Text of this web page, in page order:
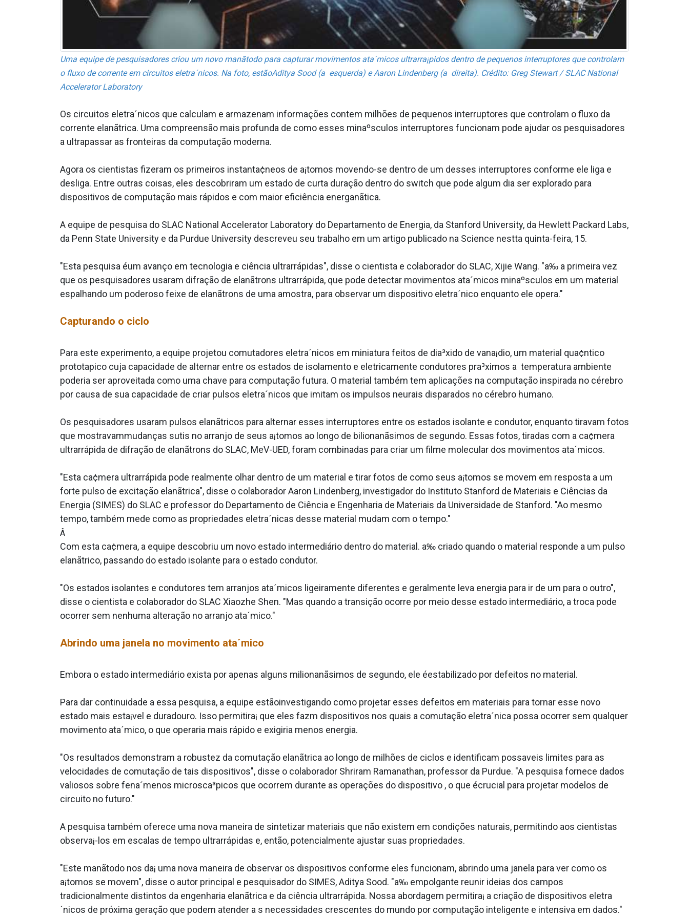
Uma equipe de pesquisadores criou um novo manãtodo para capturar movimentos ata´micos ultrarra¡pidos dentro de pequenos interruptores que controlam
o fluxo de corrente em circuitos eletra´nicos. Na foto, estãoAditya Sood (a esquerda) e Aaron Lindenberg (a direita). Crédito: Greg Stewart / SLAC National
Accelerator Laboratory
Os circuitos eletra´nicos que calculam e armazenam informações contem milhões de pequenos interruptores que controlam o fluxo da
corrente elanãtrica. Uma compreensão mais profunda de como esses minaºsculos interruptores funcionam pode ajudar os pesquisadores
a ultrapassar as fronteiras da computação moderna.
Agora os cientistas fizeram os primeiros instanta¢neos de a¡tomos movendo-se dentro de um desses interruptores conforme ele liga e
desliga. Entre outras coisas, eles descobriram um estado de curta duração dentro do switch que pode algum dia ser explorado para
dispositivos de computação mais rápidos e com maior eficiência energanãtica.
A equipe de pesquisa do SLAC National Accelerator Laboratory do Departamento de Energia, da Stanford University, da Hewlett Packard Labs,
da Penn State University e da Purdue University descreveu seu trabalho em um artigo publicado na Science nestta quinta-feira, 15.
"Esta pesquisa éum avanço em tecnologia e ciência ultrarrápidas", disse o cientista e colaborador do SLAC, Xijie Wang. "a‰ a primeira vez
que os pesquisadores usaram difração de elanãtrons ultrarrápida, que pode detectar movimentos ata´micos minaºsculos em um material
espalhando um poderoso feixe de elanãtrons de uma amostra, para observar um dispositivo eletra´nico enquanto ele opera."
Capturando o ciclo
Para este experimento, a equipe projetou comutadores eletra´nicos em miniatura feitos de dia³xido de vana¡dio, um material qua¢ntico
protota­pico cuja capacidade de alternar entre os estados de isolamento e eletricamente condutores pra³ximos a temperatura ambiente
poderia ser aproveitada como uma chave para computação futura. O material também tem aplicações na computação inspirada no cérebro
por causa de sua capacidade de criar pulsos eletra´nicos que imitam os impulsos neurais disparados no cérebro humano.
Os pesquisadores usaram pulsos elanãtricos para alternar esses interruptores entre os estados isolante e condutor, enquanto tiravam fotos
que mostravammudanças sutis no arranjo de seus a¡tomos ao longo de bilionanãsimos de segundo. Essas fotos, tiradas com a ca¢mera
ultrarrápida de difração de elanãtrons do SLAC, MeV-UED, foram combinadas para criar um filme molecular dos movimentos ata´micos.
"Esta ca¢mera ultrarrápida pode realmente olhar dentro de um material e tirar fotos de como seus a¡tomos se movem em resposta a um
forte pulso de excitação elanãtrica", disse o colaborador Aaron Lindenberg, investigador do Instituto Stanford de Materiais e Ciências da
Energia (SIMES) do SLAC e professor do Departamento de Ciência e Engenharia de Materiais da Universidade de Stanford. "Ao mesmo
tempo, também mede como as propriedades eletra´nicas desse material mudam com o tempo."
Â
Com esta ca¢mera, a equipe descobriu um novo estado intermediário dentro do material. a‰ criado quando o material responde a um pulso
elanãtrico, passando do estado isolante para o estado condutor.
"Os estados isolantes e condutores tem arranjos ata´micos ligeiramente diferentes e geralmente leva energia para ir de um para o outro",
disse o cientista e colaborador do SLAC Xiaozhe Shen. "Mas quando a transição ocorre por meio desse estado intermediário, a troca pode
ocorrer sem nenhuma alteração no arranjo ata´mico."
Abrindo uma janela no movimento ata´mico
Embora o estado intermediário exista por apenas alguns milionanãsimos de segundo, ele éestabilizado por defeitos no material.
Para dar continuidade a essa pesquisa, a equipe estãoinvestigando como projetar esses defeitos em materiais para tornar esse novo
estado mais esta¡vel e duradouro. Isso permitira¡ que eles fazm dispositivos nos quais a comutação eletra´nica possa ocorrer sem qualquer
movimento ata´mico, o que operaria mais rápido e exigiria menos energia.
"Os resultados demonstram a robustez da comutação elanãtrica ao longo de milhões de ciclos e identificam possa­veis limites para as
velocidades de comutação de tais dispositivos", disse o colaborador Shriram Ramanathan, professor da Purdue. "A pesquisa fornece dados
valiosos sobre fena´menos microsca³picos que ocorrem durante as operações do dispositivo , o que écrucial para projetar modelos de
circuito no futuro."
A pesquisa também oferece uma nova maneira de sintetizar materiais que não existem em condições naturais, permitindo aos cientistas
observa¡-los em escalas de tempo ultrarrápidas e, então, potencialmente ajustar suas propriedades.
"Este manãtodo nos da¡ uma nova maneira de observar os dispositivos conforme eles funcionam, abrindo uma janela para ver como os
a¡tomos se movem", disse o autor principal e pesquisador do SIMES, Aditya Sood. "a‰ empolgante reunir ideias dos campos
tradicionalmente distintos da engenharia elanãtrica e da ciência ultrarrápida. Nossa abordagem permitira¡ a criação de dispositivos eletra
´nicos de próxima geração que podem atender a s necessidades crescentes do mundo por computação inteligente e intensiva em dados."